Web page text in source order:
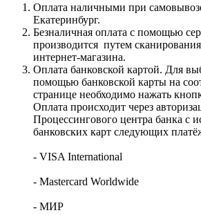
Оплата наличными при
Екатеринбург.
Безналичная оплата с помощью
производится путем
интернет-магазина.
Оплата банковской картой. Для
помощью банковской карты на
странице необходимо нажать
Оплата происходит через
Процессингового центра банка с
банковских карт следующих
- VISA International
- Mastercard Worldwide
- МИР